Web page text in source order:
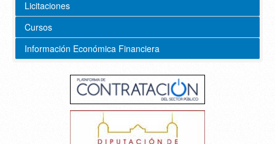
Licitaciones
Cursos
Información Económica Financiera